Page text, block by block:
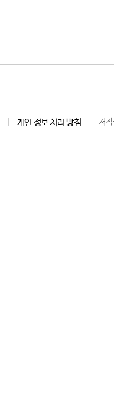
개인 정보 처리 방침 저